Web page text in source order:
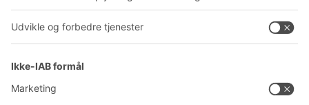
BIT O
F
YOUR LIFE.